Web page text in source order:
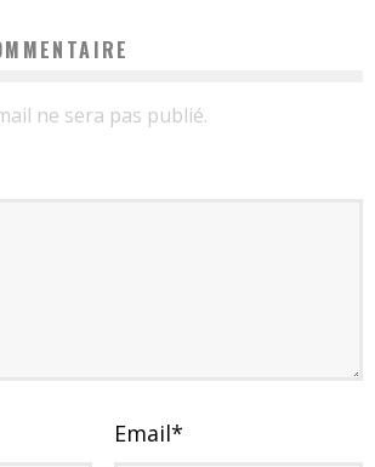
ne sera pas publié.
Email*